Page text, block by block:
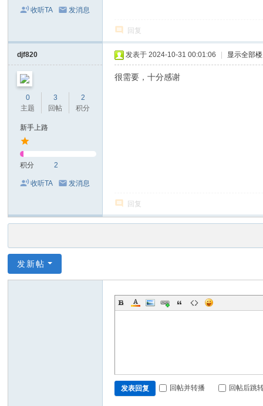
收听TA 发消息
回复
djf820
0
主题
3
回帖
2
积分
新手上路
积分 2
收听TA 发消息
发表于 2024-10-31 00:01:06 显示全部
很需要，十分感谢
回复
发新帖
发表回复 回帖并转播 回帖后跳